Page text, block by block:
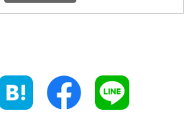
600円 三重県